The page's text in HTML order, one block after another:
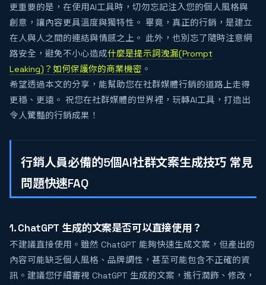
更重要的是，在使用AI工具時，切勿忘記注入您的個人風格與
創意，讓內容更具溫度與獨特性。 畢竟，真正的行銷，是建立
在人與人之間的連結與情感之上。 此外，也別忘了隨時注意網
路安全，避免不小心造成什麼是提示詞洩漏(Prompt
Leaking)？如何保護你的商業機密 。
希望透過本文的分享，能幫助您在社群媒體行銷的道路上走得
更穩、更遠。 祝您在社群媒體的世界裡，玩轉AI工具，打造出
令人驚豔的行銷成果！
行銷人員必備的5個AI社群文案生成技巧 常見
問題快速FAQ
1. ChatGPT 生成的文案是否可以直接使用？
不建議直接使用。雖然 ChatGPT 能夠快速生成文案，但產出的
內容可能缺乏個人風格、品牌調性，甚至可能包含不正確的資
訊。建議您仔細審視 ChatGPT 生成的文案，進行潤飾、修改，